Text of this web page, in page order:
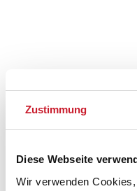
Zustimmung
Diese Webseite
Wir verwenden